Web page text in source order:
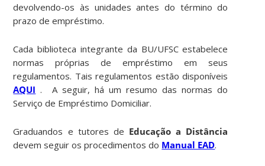
devolvendo-os às unidades antes do término do
prazo de empréstimo.
Cada biblioteca integrante da BU/UFSC estabelece
normas próprias de empréstimo em seus
regulamentos. Tais regulamentos estão disponíveis
AQUI . A seguir, há um resumo das normas do
Serviço de Empréstimo Domiciliar.
Graduandos e tutores de Educação a Distância
devem seguir os procedimentos do Manual EAD.